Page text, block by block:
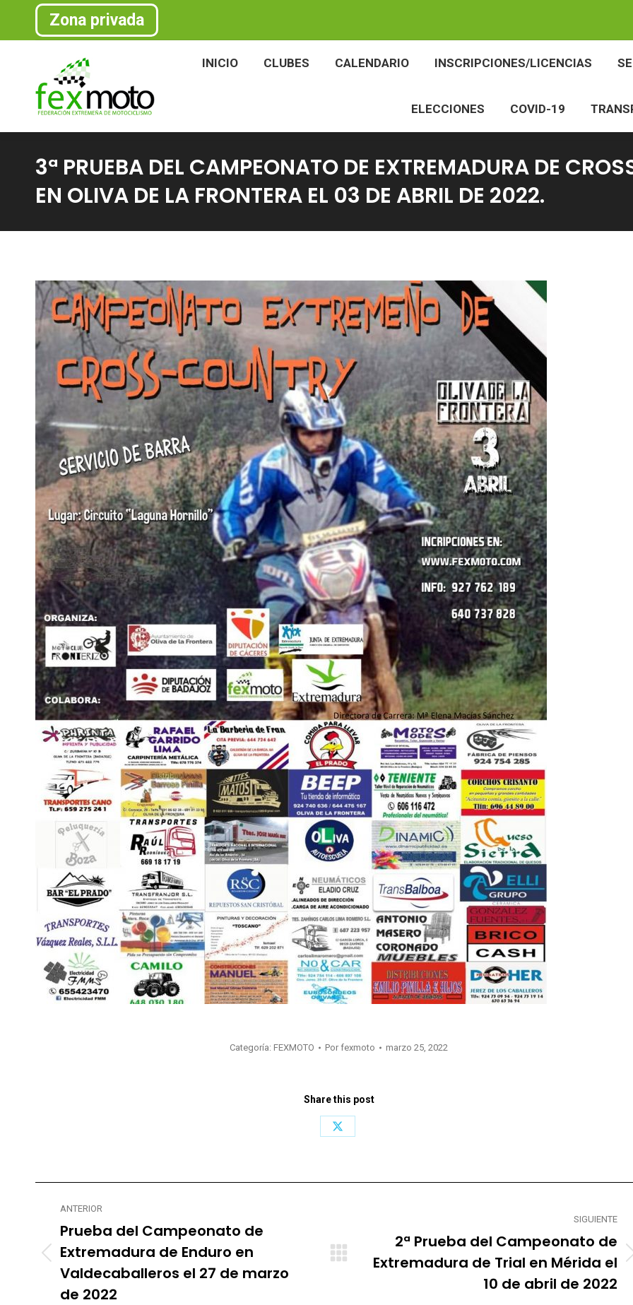
Zona privada
INICIO CLUBES CALENDARIO INSCRIPCIONES/LICENCIAS
ELECCIONES COVID-19
3ª PRUEBA DEL CAMPEONATO DE EXTREMADURA DE
EN OLIVA DE LA FRONTERA EL 03 DE ABRIL DE 2022.
Categoría: FEXMOTO Por fexmoto marzo 25, 2022
Share this post
Share
Navegación
entre
publicaciones
ANTERIOR
Publicación
anterior:
Prueba del Campeonato de
Extremadura de Enduro en
Valdecaballeros el 27 de marzo
de 2022
SIGUIENTE
Publicación
2ª Prueba del Campeonato de
Extremadura de Trial en Mérida el
10 de abril de 2022
ELECCIONES COVID-19